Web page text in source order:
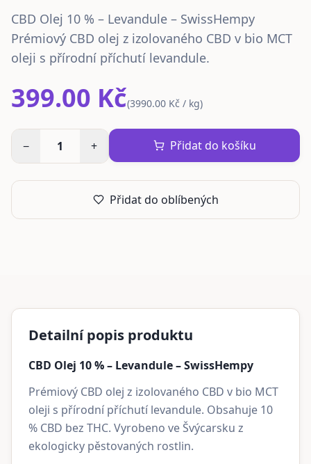
CBD Olej 10 % – Levandule – SwissHempy
Prémiový CBD olej z izolovaného CBD v bio MCT
oleji s přírodní příchutí levandule.
399.00 Kč(3990.00 Kč / kg)
− 1 + Přidat do košíku
Přidat do oblíbených
Detailní popis produktu
CBD Olej 10 % – Levandule – SwissHempy
Prémiový CBD olej z izolovaného CBD v bio MCT
oleji s přírodní příchutí levandule. Obsahuje 10
% CBD bez THC. Vyrobeno ve Švýcarsku z
ekologicky pěstovaných rostlin.